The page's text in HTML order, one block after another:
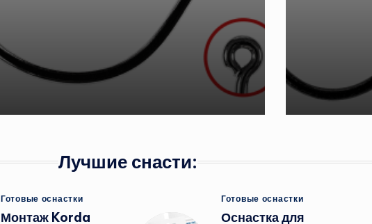
Лучшие снасти:
Опубликовано
в
Готовые оснастки
Монтаж Korda
Опубликовано
в
Готовые оснастки
Оснастка для